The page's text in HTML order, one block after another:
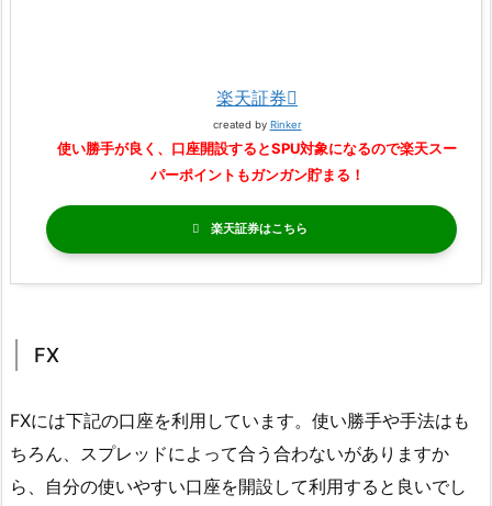
楽天証券
created by Rinker
使い勝手が良く、口座開設するとSPU対象になるので楽天スー
パーポイントもガンガン貯まる！
楽天証券
FX
FXには下記の口座を利用しています。使い勝手や手法はも
ちろん、スプレッドによって合う合わないがありますか
ら、自分の使いやすい口座を開設して利用すると良いでし